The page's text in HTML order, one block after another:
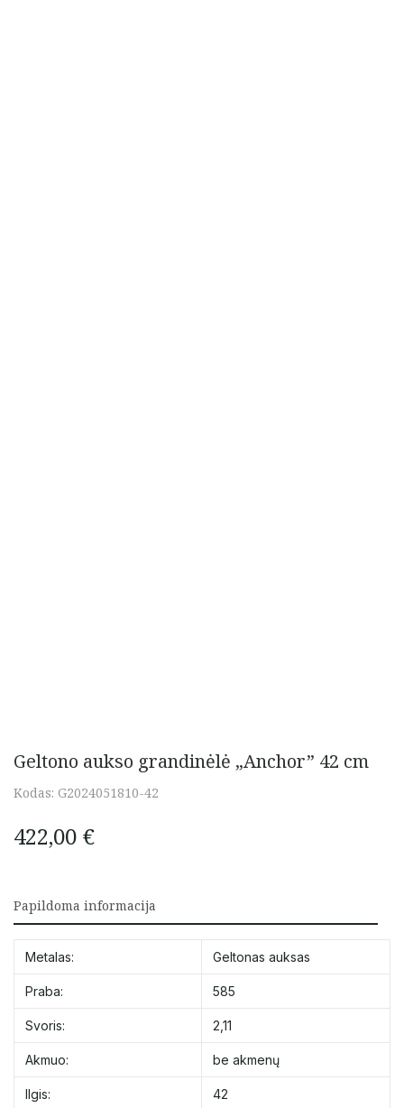
Geltono aukso grandinėlė „Anchor” 42 cm
Kodas: G2024051810-42
422,00 €
Papildoma informacija
Metalas: Geltonas auksas
Praba: 585
Svoris: 2,11
Akmuo: be akmenų
Ilgis: 42